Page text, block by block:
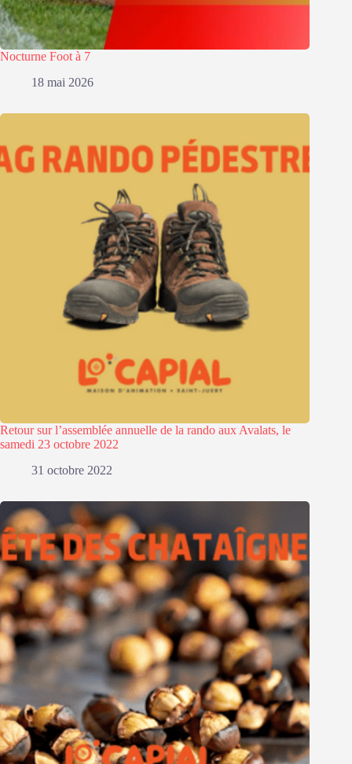
Nocturne Foot à 7
18 mai 2026
Retour sur l’assemblée annuelle de la rando aux Avalats, le
samedi 23 octobre 2022
31 octobre 2022